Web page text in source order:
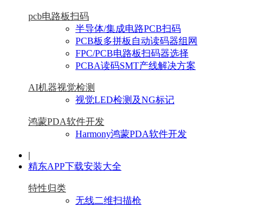
pcb电路板扫码
半导体/集成电路PCB扫码
PCB板多拼板自动读码器组网
FPC/PCB电路板扫码器选择
PCBA读码SMT产线解决方案
AI机器视觉检测
视觉LED检测及NG标记
鸿蒙PDA软件开发
Harmony鸿蒙PDA软件开发
|
精东APP下载安装大全
特性归类
无线二维扫描枪